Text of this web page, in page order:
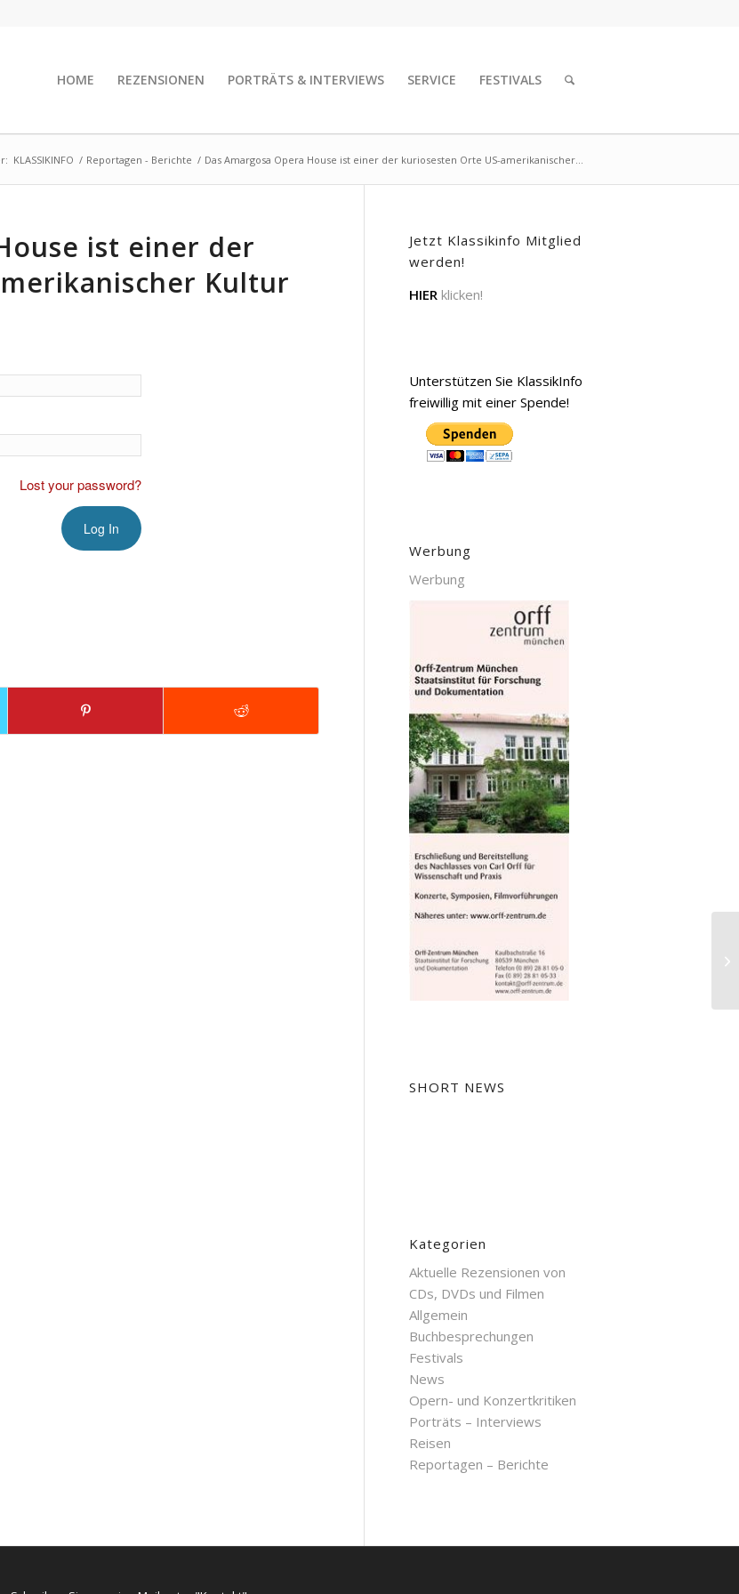
HOME REZENSIONEN PORTRÄTS & INTERVIEWS SERVICE FESTIVALS
KLASSIKINFO / Reportagen - Berichte / Das Amargosa Opera House ist einer der kuriosesten Orte US-amerikanischer...
ist einer der
Kultur
Lost your password?
Jetzt Klassikinfo Mitglied
werden!
HIER klicken!
Unterstützen Sie KlassikInfo
freiwillig mit einer Spende!
Werbung
Werbung
SHORT NEWS
Kategorien
Aktuelle Rezensionen von
CDs, DVDs und Filmen
Allgemein
Buchbesprechungen
Festivals
News
Opern- und Konzertkritiken
Porträts – Interviews
Reisen
Reportagen – Berichte